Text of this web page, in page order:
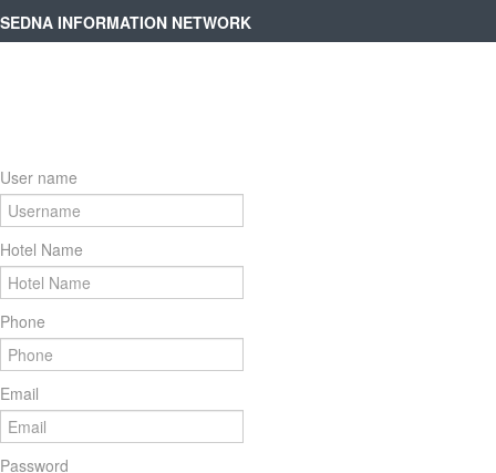
SEDNA INFORMATION NETWORK
User name
Hotel Name
Phone
Email
Password